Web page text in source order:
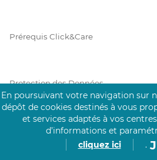
Prérequis Click&Care
Protection des Données
Vie Privée
En poursuivant votre navigation sur
dépôt de cookies destinés à vous
et services adaptés à vos
d’informations et
cliquez ici
.